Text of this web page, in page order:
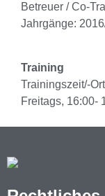
Betreuer / Co-
Jahrgänge:
Training
Trainingszeit/-
Freitags, 16:00-